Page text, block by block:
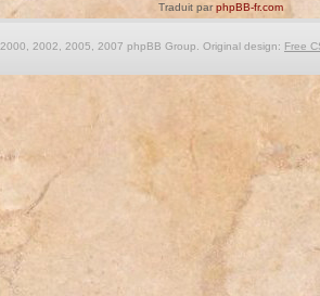
Traduit parphpBB-fr.com
2002, 2005, 2007 phpBB Group. Original design: Free